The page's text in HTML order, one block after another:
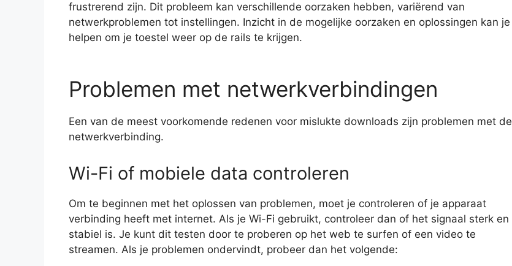
frustrerend zijn. Dit probleem kan verschillende oorzaken hebben, variërend van
netwerkproblemen tot instellingen. Inzicht in de mogelijke oorzaken en oplossingen kan je
helpen om je toestel weer op de rails te krijgen.
Problemen met netwerkverbindingen
Een van de meest voorkomende redenen voor mislukte downloads zijn problemen met de
netwerkverbinding.
Wi-Fi of mobiele data controleren
Om te beginnen met het oplossen van problemen, moet je controleren of je apparaat
verbinding heeft met internet. Als je Wi-Fi gebruikt, controleer dan of het signaal sterk en
stabiel is. Je kunt dit testen door te proberen op het web te surfen of een video te
streamen. Als je problemen ondervindt, probeer dan het volgende: